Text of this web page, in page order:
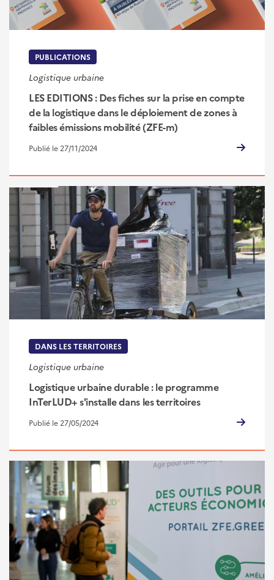
PUBLICATIONS
Logistique urbaine
LES EDITIONS : Des fiches sur la prise en compte
de la logistique dans le déploiement de zones à
faibles émissions mobilité (ZFE-m)
Publié le 27/11/2024
DANS LES TERRITOIRES
Logistique urbaine
Logistique urbaine durable : le programme
InTerLUD+ s'installe dans les territoires
Publié le 27/05/2024